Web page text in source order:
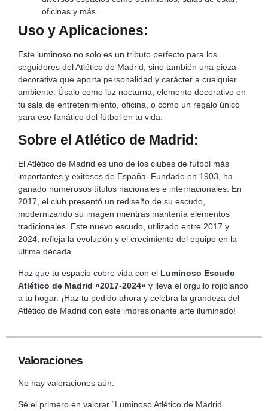
oficinas y más.
Uso y Aplicaciones:
Este luminoso no solo es un tributo perfecto para los
seguidores del Atlético de Madrid, sino también una pieza
decorativa que aporta personalidad y carácter a cualquier
ambiente. Úsalo como luz nocturna, elemento decorativo en
tu sala de entretenimiento, oficina, o como un regalo único
para ese fanático del fútbol en tu vida.
Sobre el Atlético de Madrid:
El Atlético de Madrid es uno de los clubes de fútbol más
importantes y exitosos de España. Fundado en 1903, ha
ganado numerosos títulos nacionales e internacionales. En
2017, el club presentó un rediseño de su escudo,
modernizando su imagen mientras mantenía elementos
tradicionales. Este nuevo escudo, utilizado entre 2017 y
2024, refleja la evolución y el crecimiento del equipo en la
última década.
Haz que tu espacio cobre vida con el Luminoso Escudo
Atlético de Madrid «2017-2024» y lleva el orgullo rojiblanco
a tu hogar. ¡Haz tu pedido ahora y celebra la grandeza del
Atlético de Madrid con este impresionante arte iluminado!
Valoraciones
No hay valoraciones aún.
Sé el primero en valorar “Luminoso Atlético de Madrid